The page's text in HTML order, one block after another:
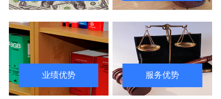
业绩优势 服务优势